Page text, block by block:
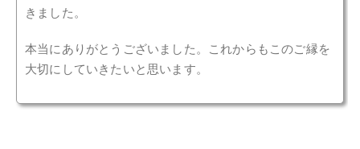
きました。
本当にありがとうございました。これからもこのご縁を
大切にしていきたいと思います。